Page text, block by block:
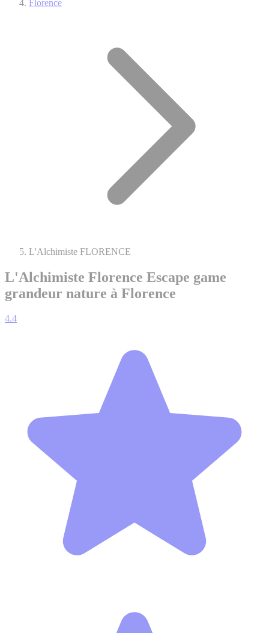
Florence
L'Alchimiste FLORENCE
L'Alchimiste Florence Escape game
grandeur nature à Florence
4.4